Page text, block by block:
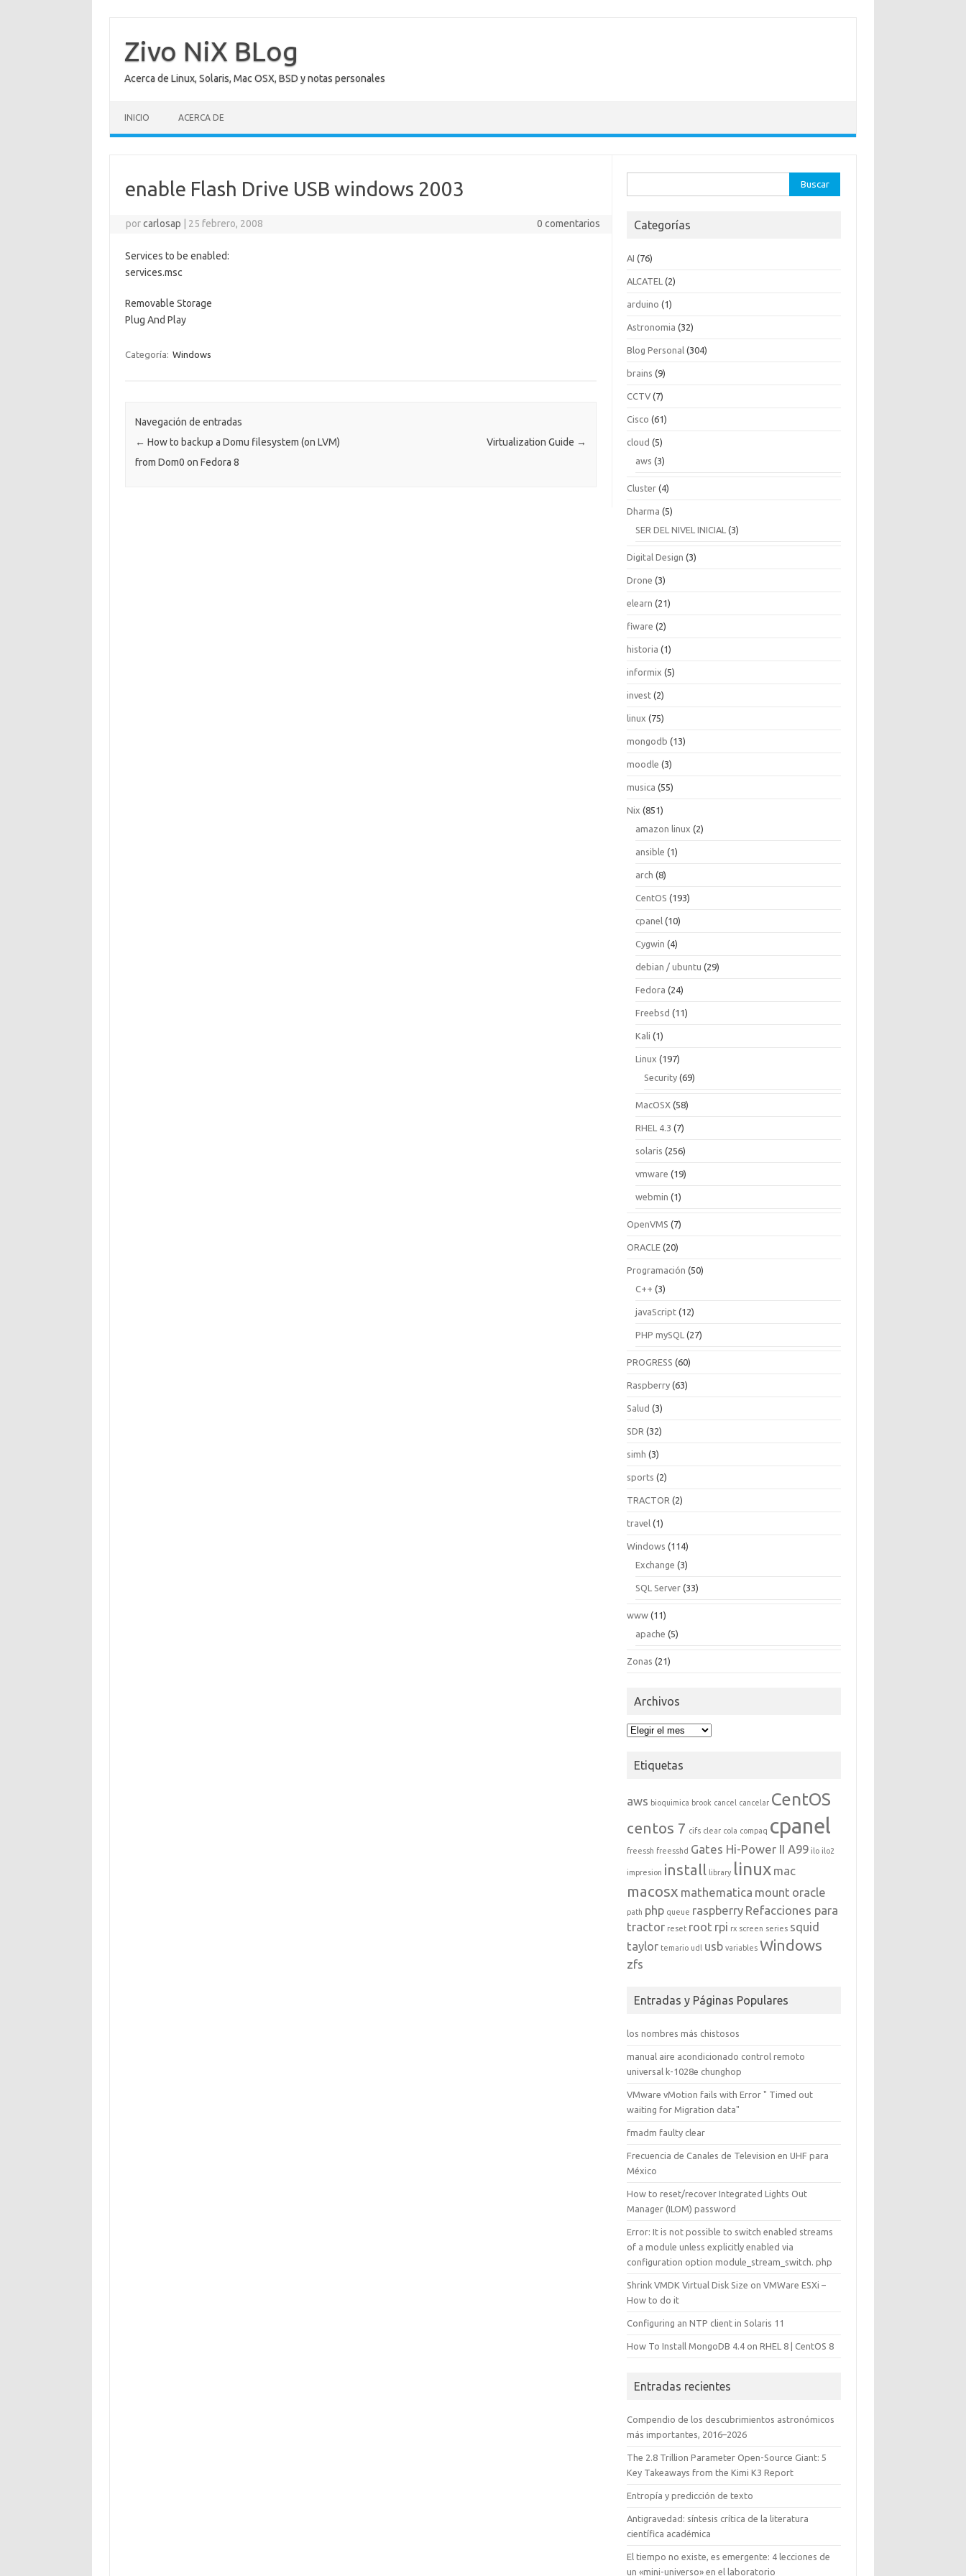
contenido
Zivo NiX BLog
Acerca de Linux, Solaris, Mac OSX, BSD y notas personales
INICIO ACERCA DE
enable Flash Drive USB windows 2003
porcarlosap 25 febrero, 2008 0 comentarios
Services to be enabled:
services.msc
Removable Storage
Plug And Play
Categoría: Windows
Navegación de entradas
← How to backup a Domu filesystem (on LVM)
from Dom0 on Fedora 8
Virtualization Guide →
Categorías
AI (76)
ALCATEL (2)
arduino (1)
Astronomia (32)
Blog Personal (304)
brains (9)
CCTV (7)
Cisco (61)
cloud (5)
aws (3)
Cluster (4)
Dharma (5)
SER DEL NIVEL INICIAL (3)
Digital Design (3)
Drone (3)
elearn (21)
fiware (2)
historia (1)
informix (5)
invest (2)
linux (75)
mongodb (13)
moodle (3)
musica (55)
Nix (851)
amazon linux (2)
ansible (1)
arch (8)
CentOS (193)
cpanel (10)
Cygwin (4)
debian / ubuntu (29)
Fedora (24)
Freebsd (11)
Kali (1)
Linux (197)
Security (69)
MacOSX (58)
RHEL 4.3 (7)
solaris (256)
vmware (19)
webmin (1)
OpenVMS (7)
ORACLE (20)
Programación (50)
C++ (3)
javaScript (12)
PHP mySQL (27)
PROGRESS (60)
Raspberry (63)
Salud (3)
SDR (32)
simh (3)
sports (2)
TRACTOR (2)
travel (1)
Windows (114)
Exchange (3)
SQL Server (33)
www (11)
apache (5)
Zonas (21)
Archivos
Archivos
Etiquetas
aws bioquimica brook cancel cancelar CentOS
centos 7 cifs clear cola compaq cpanel
freessh freesshd Gates Hi-Power II A99 ilo ilo2
impresion install library linux mac
macosx mathematica mount oracle
path php queue raspberry Refacciones para
tractor reset root rpi rx screen series squid
taylor temario udl usb variables Windows
zfs
Entradas y Páginas Populares
los nombres más chistosos
manual aire acondicionado control remoto
universal k-1028e chunghop
VMware vMotion fails with Error " Timed out
waiting for Migration data"
fmadm faulty clear
Frecuencia de Canales de Television en UHF para
México
How to reset/recover Integrated Lights Out
Manager (ILOM) password
Error: It is not possible to switch enabled streams
of a module unless explicitly enabled via
configuration option module_stream_switch. php
Shrink VMDK Virtual Disk Size on VMWare ESXi –
How to do it
Configuring an NTP client in Solaris 11
How To Install MongoDB 4.4 on RHEL 8 | CentOS 8
Entradas recientes
Compendio de los descubrimientos astronómicos
más importantes, 2016–2026
The 2.8 Trillion Parameter Open-Source Giant: 5
Key Takeaways from the Kimi K3 Report
Entropía y predicción de texto
Antigravedad: síntesis crítica de la literatura
científica académica
El tiempo no existe, es emergente: 4 lecciones de
un «mini-universo» en el laboratorio